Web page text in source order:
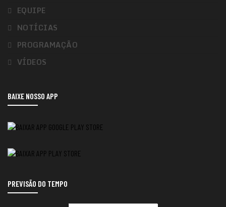
EQUIPE
NOTÍCIAS
PROGRAMAÇÃO
VÍDEOS
BAIXE NOSSO APP
PREVISÃO DO TEMPO